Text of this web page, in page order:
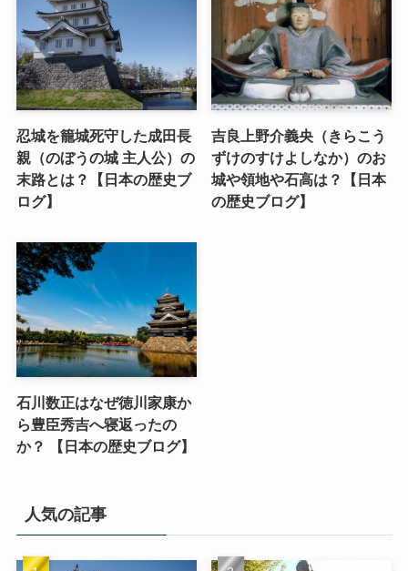
忍城を籠城死守した成田長
親（のぼうの城 主人公）の
末路とは？【日本の歴史ブ
ログ】
吉良上野介義央（きらこう
ずけのすけよしなか）のお
城や領地や石高は？【日本
の歴史ブログ】
石川数正はなぜ徳川家康か
ら豊臣秀吉へ寝返ったの
か？ 【日本の歴史ブログ】
人気の記事